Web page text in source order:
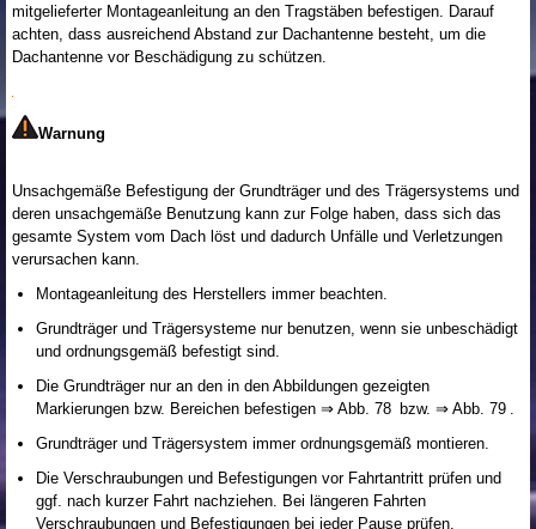
mitgelieferter Montageanleitung an den Tragstäben befestigen. Darauf
achten, dass ausreichend Abstand zur Dachantenne besteht, um die
Dachantenne vor Beschädigung zu schützen.
Warnung
Unsachgemäße Befestigung der Grundträger und des Trägersystems und
deren unsachgemäße Benutzung kann zur Folge haben, dass sich das
gesamte System vom Dach löst und dadurch Unfälle und Verletzungen
verursachen kann.
Montageanleitung des Herstellers immer beachten.
Grundträger und Trägersysteme nur benutzen, wenn sie unbeschädigt
und ordnungsgemäß befestigt sind.
Die Grundträger nur an den in den Abbildungen gezeigten
Markierungen bzw. Bereichen befestigen ⇒ Abb. 78 bzw. ⇒ Abb. 79 .
Grundträger und Trägersystem immer ordnungsgemäß montieren.
Die Verschraubungen und Befestigungen vor Fahrtantritt prüfen und
ggf. nach kurzer Fahrt nachziehen. Bei längeren Fahrten
Verschraubungen und Befestigungen bei jeder Pause prüfen.